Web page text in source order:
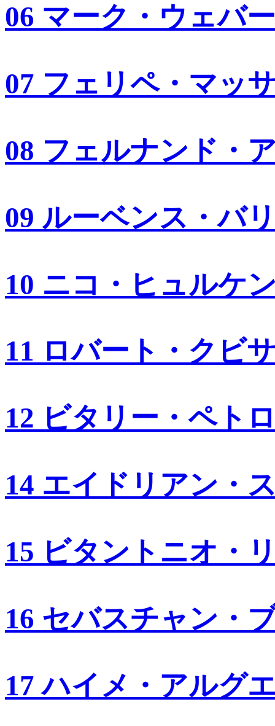
06 マーク・ウェバー
07 フェリペ・マッ
08 フェルナンド・
09 ルーベンス・バ
10 ニコ・ヒュルケ
11 ロバート・クビ
12 ビタリー・ペト
14 エイドリアン・
15 ビタントニオ・
16 セバスチャン・
17 ハイメ・アルグ